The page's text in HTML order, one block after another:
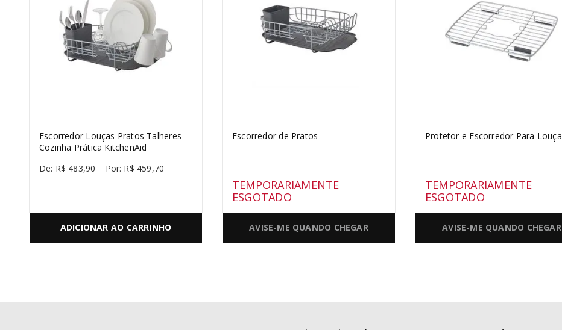
Escorredor Louças Pratos Talheres
Cozinha Prática KitchenAid
R$ 483,90 R$ 459,70
ADICIONAR AO CARRINHO
Escorredor de Pratos
TEMPORARIAMENTE
ESGOTADO
AVISE-ME QUANDO CHEGAR
Protetor e Escorredor Para Louça
TEMPORARIAMENTE
ESGOTADO
AVISE-ME QUANDO CHEGAR